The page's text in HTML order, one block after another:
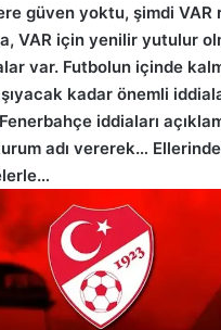
güven yoktu, şimdi VAR
VAR için yenilir yutulur
var. Futbolun içinde
kadar önemli
iddiaları
adı vererek…